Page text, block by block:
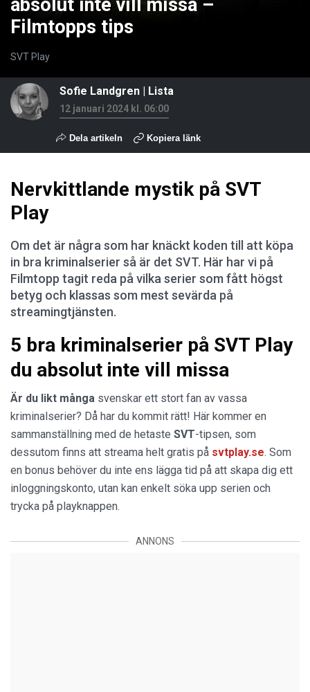
absolut inte vill missa –
Filmtopps tips
SVT Play
Sofie Landgren Lista
12 januari 2024 kl. 06:00
Dela artikeln Kopiera länk
Nervkittlande mystik på SVT
Play
Om det är några som har knäckt koden till att köpa
in bra kriminalserier så är det SVT. Här har vi på
Filmtopp tagit reda på vilka serier som fått högst
betyg och klassas som mest sevärda på
streamingtjänsten.
5 bra kriminalserier på SVT Play
du absolut inte vill missa
Är du likt många svenskar ett stort fan av vassa
kriminalserier? Då har du kommit rätt! Här kommer en
sammanställning med de hetaste SVT-tipsen, som
dessutom finns att streama helt gratis på svtplay.se. Som
en bonus behöver du inte ens lägga tid på att skapa dig ett
inloggningskonto, utan kan enkelt söka upp serien och
trycka på playknappen.
ANNONS